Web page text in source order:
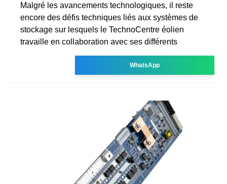
Malgré les avancements technologiques, il reste
encore des défis techniques liés aux systèmes de
stockage sur lesquels le TechnoCentre éolien
travaille en collaboration avec ses différents
WhatsApp